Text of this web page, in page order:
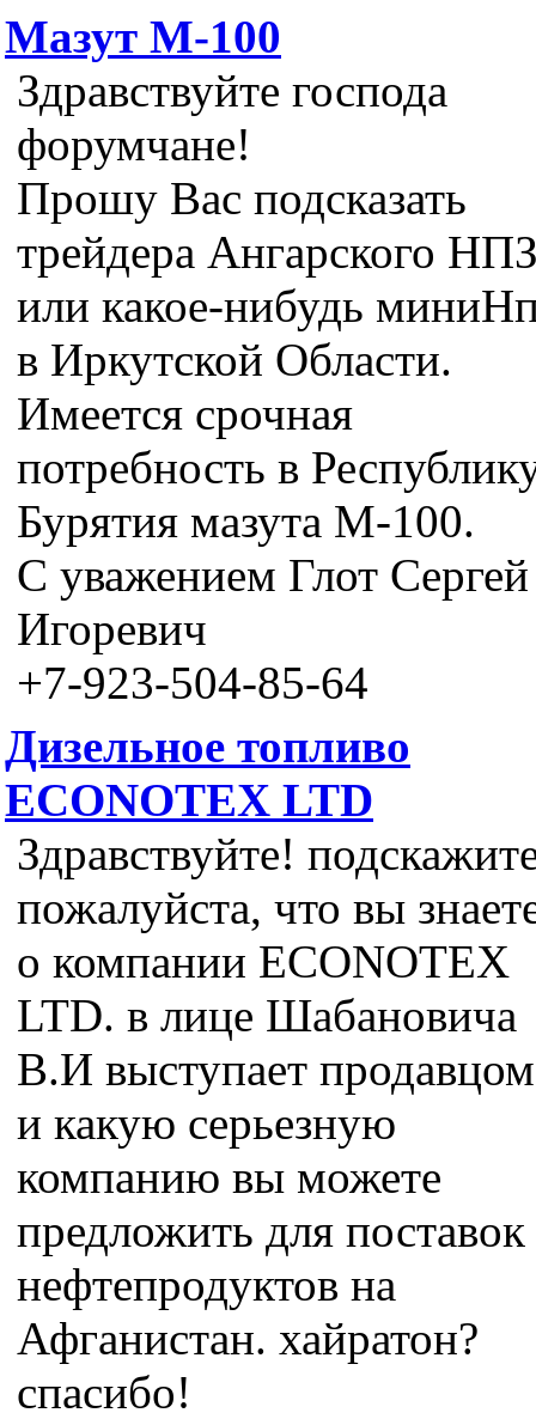
Мазут М-100
Здравствуйте господа
форумчане!
Прошу Вас подсказать
трейдера Ангарского
или какое-нибудь
в Иркутской Области.
Имеется срочная
потребность в
Бурятия мазута М-100.
С уважением Глот Сергей
Игоревич
+7-923-504-85-64
Дизельное топливо
ECONOTEX LTD
Здравствуйте!
пожалуйста, что вы
о компании ECONOTEX
LTD. в лице Шабановича
В.И выступает
и какую серьезную
компанию вы можете
предложить для поставок
нефтепродуктов на
Афганистан. хайратон?
спасибо!